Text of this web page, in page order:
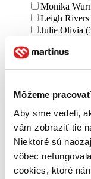
Môžeme
Aby sme vedeli,
vám zobraziť tie
Niektoré sú
vôbec
cookies, ktoré
Monika
Leigh
Julie Olivia
Lisi
Jodi Ellen
Mona
Stephanie
Estelle
Emily Henry
Ellen Jodi
L.J. Shen (2
Lynette